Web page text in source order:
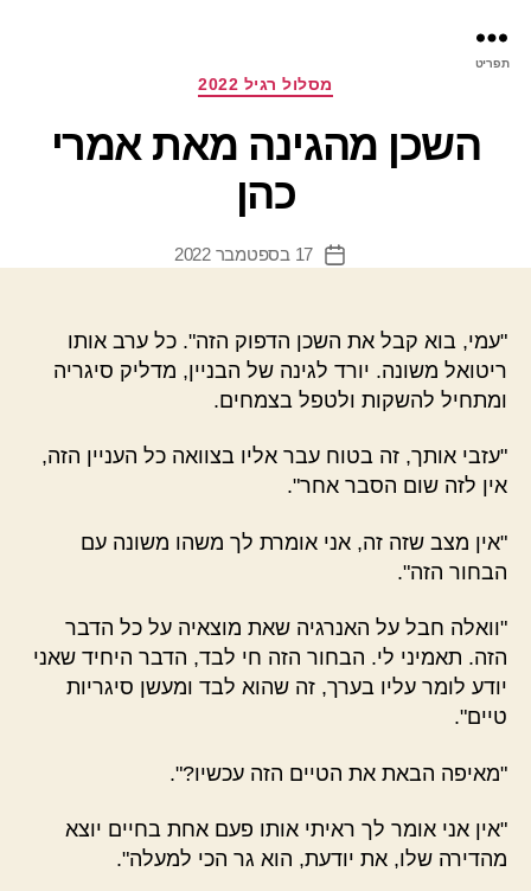
תפריט
קטגוריותמסלול רגיל 2022
השכן מהגינה מאת אמרי
כהן
תאריך
17 בספטמבר 2022
"עמי, בוא קבל את השכן הדפוק הזה". כל ערב אותו
ריטואל משונה. יורד לגינה של הבניין, מדליק סיגריה
ומתחיל להשקות ולטפל בצמחים.
"עזבי אותך, זה בטוח עבר אליו בצוואה כל העניין הזה,
אין לזה שום הסבר אחר".
"אין מצב שזה זה, אני אומרת לך משהו משונה עם
הבחור הזה".
"וואלה חבל על האנרגיה שאת מוצאיה על כל הדבר
הזה. תאמיני לי. הבחור הזה חי לבד, הדבר היחיד שאני
יודע לומר עליו בערך, זה שהוא לבד ומעשן סיגריות
טיים".
"מאיפה הבאת את הטיים הזה עכשיו?".
"אין אני אומר לך ראיתי אותו פעם אחת בחיים יוצא
מהדירה שלו, את יודעת, הוא גר הכי למעלה".